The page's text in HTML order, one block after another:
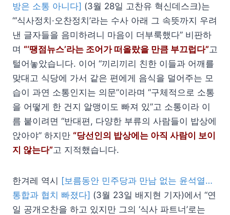
방은 소통 아니다] (3월 28일 고찬유 혁신데스크)는
“‘식사정치·오찬정치’라는 수사 아래 그 속뜻까지 우려
낸 글자들을 음미하려니 마음이 더부룩했다” 비판하
며 “‘땡점뉴스’라는 조어가 떠올랐을 만큼 부끄럽다”고
털어놓았습니다. 이어 “끼리끼리 친한 이들과 어깨를
맞대고 식당에 가서 같은 편에게 음식을 덜어주는 모
습이 과연 소통인지는 의문”이라며 “구체적으로 소통
을 어떻게 한 건지 알맹이도 빠져 있”고 소통이라 이
름 붙이려면 “반대편, 다양한 부류의 사람들이 밥상에
앉아야” 하지만 “당선인의 밥상에는 아직 사람이 보이
지 않는다”고 지적했습니다.
한겨레 역시 [보름동안 민주당과 만남 없는 윤석열…
통합과 협치 빠졌다] (3월 23일 배지현 기자)에서 “연
일 공개오찬을 하고 있지만 그의 ‘식사 파트너’로는